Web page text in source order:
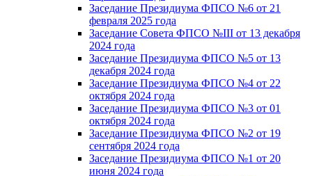
Заседание Президиума ФПСО №6 от 21
февраля 2025 года
Заседание Совета ФПСО №III от 13 декабря
2024 года
Заседание Президиума ФПСО №5 от 13
декабря 2024 года
Заседание Президиума ФПСО №4 от 22
октября 2024 года
Заседание Президиума ФПСО №3 от 01
октября 2024 года
Заседание Президиума ФПСО №2 от 19
сентября 2024 года
Заседание Президиума ФПСО №1 от 20
июня 2024 года